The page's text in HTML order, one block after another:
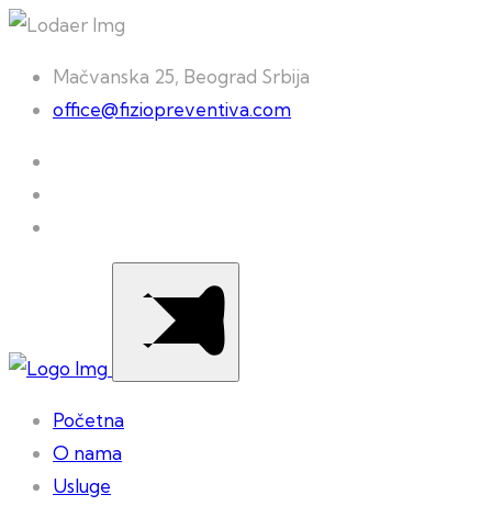
Mačvanska 25, Beograd Srbija
office@fiziopreventiva.com
Početna
O nama
Usluge